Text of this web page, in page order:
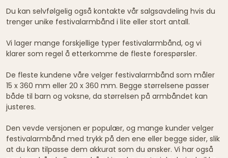
Du kan selvfølgelig også kontakte vår salgsavdeling hvis du
trenger unike festivalarmbånd i lite eller stort antall.
Vi lager mange forskjellige typer festivalarmbånd, og vi
klarer som regel å etterkomme de fleste forespørsler.
De fleste kundene våre velger festivalarmbånd som måler
15 x 360 mm eller 20 x 360 mm. Begge størrelsene passer
både til barn og voksne, da størrelsen på armbåndet kan
justeres.
Den vevde versjonen er populær, og mange kunder velger
festivalarmbånd med trykk på den ene eller begge sider, slik
at du kan tilpasse dem akkurat som du ønsker. Vi har også